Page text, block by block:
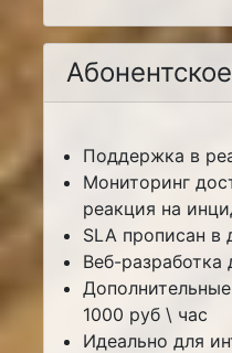
Поддержка в
Мониторинг
реакция на
SLA прописан в
Веб-разработка
1000 руб \ час
Идеально для